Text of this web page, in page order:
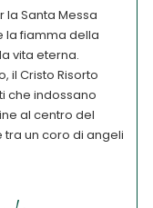
la Santa Messa
la fiamma della
vita eterna.
il Cristo Risorto
che indossano
al centro del
un coro di angeli